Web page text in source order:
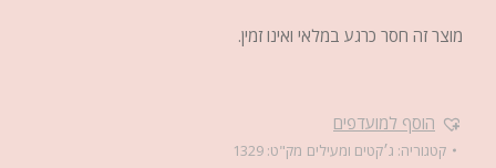
מוצר זה חסר כרגע במלאי ואינו זמין.
הוסף למועדפים
קטגוריה: ג׳קטים ומעילים מק"ט: 1329